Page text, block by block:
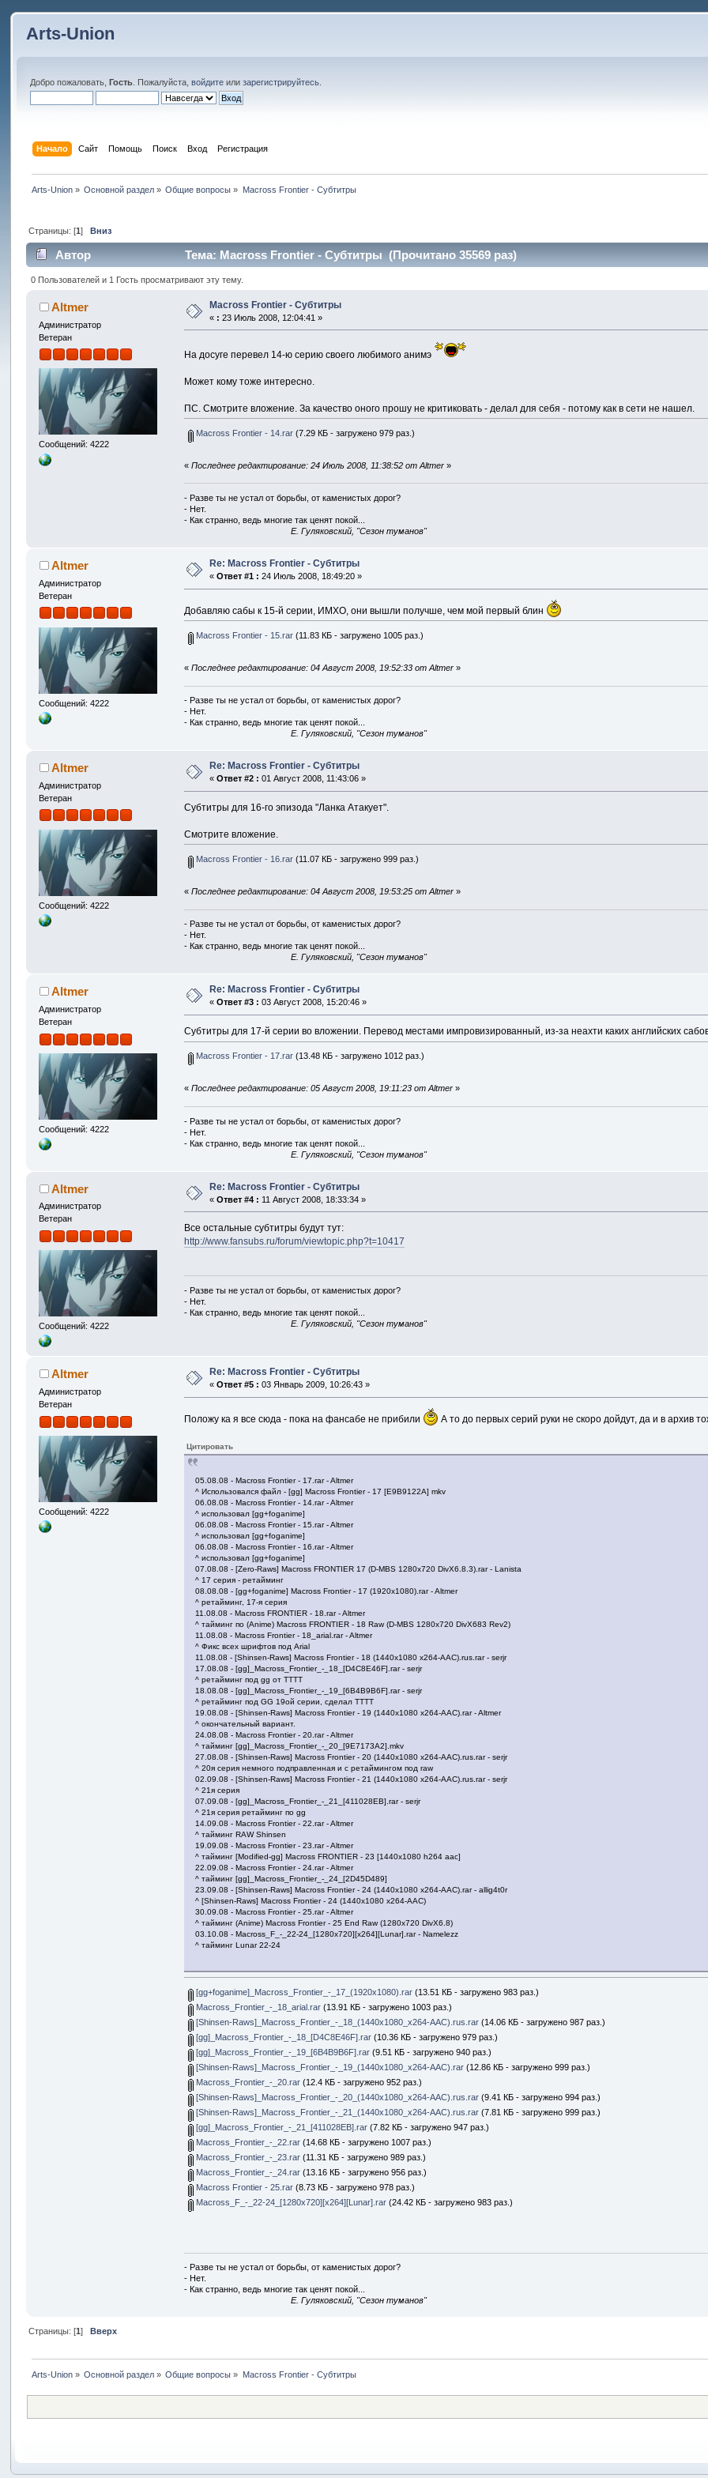
Arts-Union
Добро пожаловать,Гость . Пожалуйста,войдите илизарегистрируйтесь
Начало Сайт Помощь Поиск Вход Регистрация
Arts-Union» Основной раздел » Общие вопросы » Macross Frontier - Субтитры
Страницы: [1] Вниз
Автор Тема: Macross Frontier - Субтитры (Прочитано 35569 раз)
0 Пользователей и 1 Гость просматривают эту тему.
Altmer
Администратор
Ветеран
Сообщений: 4222
Macross Frontier - Субтитры
« : 23 Июль 2008, 12:04:41 »
На досуге перевел 14-ю серию своего любимого анимэ
Может кому тоже интересно.
ПС. Смотрите вложение. За качество оного прошу не критиковать - делал для себя - потому как в сети не нашел.
Macross Frontier - 14.rar (7.29 КБ - загружено 979 раз.)
«Последнее редактирование: 24 Июль 2008, 11:38:52 от Altmer »
- Разве ты не устал от борьбы, от каменистых дорог?
- Нет.
- Как странно, ведь многие так ценят покой...
E. Гуляковский, "Сезон туманов"
Altmer
Администратор
Ветеран
Сообщений: 4222
Re: Macross Frontier - Субтитры
«Ответ #1 : 24 Июль 2008, 18:49:20 »
Добавляю сабы к 15-й серии, ИМХО, они вышли получше, чем мой первый блин
Macross Frontier - 15.rar (11.83 КБ - загружено 1005 раз.)
«Последнее редактирование: 04 Август 2008, 19:52:33 от Altmer »
- Разве ты не устал от борьбы, от каменистых дорог?
- Нет.
- Как странно, ведь многие так ценят покой...
E. Гуляковский, "Сезон туманов"
Altmer
Администратор
Ветеран
Сообщений: 4222
Re: Macross Frontier - Субтитры
«Ответ #2 : 01 Август 2008, 11:43:06 »
Субтитры для 16-го эпизода "Ланка Атакует".
Смотрите вложение.
Macross Frontier - 16.rar (11.07 КБ - загружено 999 раз.)
«Последнее редактирование: 04 Август 2008, 19:53:25 от Altmer »
- Разве ты не устал от борьбы, от каменистых дорог?
- Нет.
- Как странно, ведь многие так ценят покой...
E. Гуляковский, "Сезон туманов"
Altmer
Администратор
Ветеран
Сообщений: 4222
Re: Macross Frontier - Субтитры
«Ответ #3 : 03 Август 2008, 15:20:46 »
Субтитры для 17-й серии во вложении. Перевод местами импровизированный, из-за неахти каких английских
Macross Frontier - 17.rar (13.48 КБ - загружено 1012 раз.)
«Последнее редактирование: 05 Август 2008, 19:11:23 от Altmer »
- Разве ты не устал от борьбы, от каменистых дорог?
- Нет.
- Как странно, ведь многие так ценят покой...
E. Гуляковский, "Сезон туманов"
Altmer
Администратор
Ветеран
Сообщений: 4222
Re: Macross Frontier - Субтитры
«Ответ #4 : 11 Август 2008, 18:33:34 »
Все остальные субтитры будут тут:
http://www.fansubs.ru/forum/viewtopic.php?t=10417
- Разве ты не устал от борьбы, от каменистых дорог?
- Нет.
- Как странно, ведь многие так ценят покой...
E. Гуляковский, "Сезон туманов"
Altmer
Администратор
Ветеран
Сообщений: 4222
Re: Macross Frontier - Субтитры
«Ответ #5 : 03 Январь 2009, 10:26:43 »
Положу ка я все сюда - пока на фансабе не прибили А то до первых серий руки не скоро дойдут, да и в архив
Цитировать
05.08.08 - Macross Frontier - 17.rar - Altmer
^ Использовался файл - [gg] Macross Frontier - 17 [E9B9122A] mkv
06.08.08 - Macross Frontier - 14.rar - Altmer
^ использовал [gg+foganime]
06.08.08 - Macross Frontier - 15.rar - Altmer
^ использовал [gg+foganime]
06.08.08 - Macross Frontier - 16.rar - Altmer
^ использовал [gg+foganime]
07.08.08 - [Zero-Raws] Macross FRONTIER 17 (D-MBS 1280x720 DivX6.8.3).rar - Lanista
^ 17 серия - ретайминг
08.08.08 - [gg+foganime] Macross Frontier - 17 (1920x1080).rar - Altmer
^ ретайминг, 17-я серия
11.08.08 - Macross FRONTIER - 18.rar - Altmer
^ тайминг по (Anime) Macross FRONTIER - 18 Raw (D-MBS 1280x720 DivX683 Rev2)
11.08.08 - Macross Frontier - 18_arial.rar - Altmer
^ Фикс всех шрифтов под Arial
11.08.08 - [Shinsen-Raws] Macross Frontier - 18 (1440x1080 x264-AAC).rus.rar - serjr
17.08.08 - [gg]_Macross_Frontier_-_18_[D4C8E46F].rar - serjr
^ ретайминг под gg от TTTT
18.08.08 - [gg]_Macross_Frontier_-_19_[6B4B9B6F].rar - serjr
^ ретайминг под GG 19ой серии, сделал TTTT
19.08.08 - [Shinsen-Raws] Macross Frontier - 19 (1440x1080 x264-AAC).rar - Altmer
^ окончательный вариант.
24.08.08 - Macross Frontier - 20.rar - Altmer
^ тайминг [gg]_Macross_Frontier_-_20_[9E7173A2].mkv
27.08.08 - [Shinsen-Raws] Macross Frontier - 20 (1440x1080 x264-AAC).rus.rar - serjr
^ 20я серия немного подправленная и с ретаймингом под raw
02.09.08 - [Shinsen-Raws] Macross Frontier - 21 (1440x1080 x264-AAC).rus.rar - serjr
^ 21я серия
07.09.08 - [gg]_Macross_Frontier_-_21_[411028EB].rar - serjr
^ 21я серия ретайминг по gg
14.09.08 - Macross Frontier - 22.rar - Altmer
^ тайминг RAW Shinsen
19.09.08 - Macross Frontier - 23.rar - Altmer
^ тайминг [Modified-gg] Macross FRONTIER - 23 [1440x1080 h264 aac]
22.09.08 - Macross Frontier - 24.rar - Altmer
^ тайминг [gg]_Macross_Frontier_-_24_[2D45D489]
23.09.08 - [Shinsen-Raws] Macross Frontier - 24 (1440x1080 x264-AAC).rar - allig4t0r
^ [Shinsen-Raws] Macross Frontier - 24 (1440x1080 x264-AAC)
30.09.08 - Macross Frontier - 25.rar - Altmer
^ тайминг (Anime) Macross Frontier - 25 End Raw (1280x720 DivX6.8)
03.10.08 - Macross_F_-_22-24_[1280x720][x264][Lunar].rar - Namelezz
^ тайминг Lunar 22-24
[gg+foganime]_Macross_Frontier_-_17_(1920x1080).rar (13.51 КБ - загружено 983 раз.)
Macross_Frontier_-_18_arial.rar (13.91 КБ - загружено 1003 раз.)
[Shinsen-Raws]_Macross_Frontier_-_18_(1440x1080_x264-AAC).rus.rar (14.06 КБ - загружено 987 раз.)
[gg]_Macross_Frontier_-_18_[D4C8E46F].rar (10.36 КБ - загружено 979 раз.)
[gg]_Macross_Frontier_-_19_[6B4B9B6F].rar (9.51 КБ - загружено 940 раз.)
[Shinsen-Raws]_Macross_Frontier_-_19_(1440x1080_x264-AAC).rar (12.86 КБ - загружено 999 раз.)
Macross_Frontier_-_20.rar (12.4 КБ - загружено 952 раз.)
[Shinsen-Raws]_Macross_Frontier_-_20_(1440x1080_x264-AAC).rus.rar (9.41 КБ - загружено 994 раз.)
[Shinsen-Raws]_Macross_Frontier_-_21_(1440x1080_x264-AAC).rus.rar (7.81 КБ - загружено 999 раз.)
[gg]_Macross_Frontier_-_21_[411028EB].rar (7.82 КБ - загружено 947 раз.)
Macross_Frontier_-_22.rar (14.68 КБ - загружено 1007 раз.)
Macross_Frontier_-_23.rar (11.31 КБ - загружено 989 раз.)
Macross_Frontier_-_24.rar (13.16 КБ - загружено 956 раз.)
Macross Frontier - 25.rar (8.73 КБ - загружено 978 раз.)
Macross_F_-_22-24_[1280x720][x264][Lunar].rar (24.42 КБ - загружено 983 раз.)
- Разве ты не устал от борьбы, от каменистых дорог?
- Нет.
- Как странно, ведь многие так ценят покой...
E. Гуляковский, "Сезон туманов"
Страницы: [1 ]
Вверх
Arts-Union» Основной раздел » Общие вопросы » Macross Frontier - Субтитры